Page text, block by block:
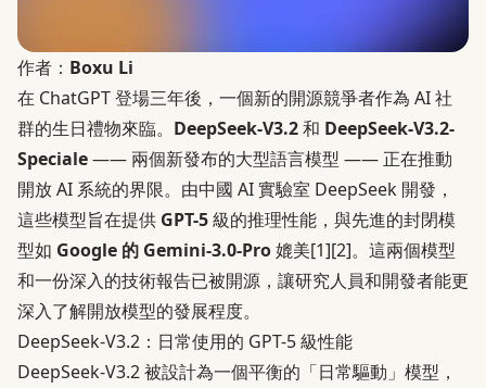
作者： Boxu Li
在 ChatGPT 登場三年後，一個新的開源競爭者作為 AI 社
群的生日禮物來臨。 DeepSeek-V3.2和 DeepSeek-V3.2-
Speciale—— 兩個新發布的大型語言模型 —— 正在推動
開放 AI 系統的界限。由中國 AI 實驗室 DeepSeek 開發，
這些模型旨在提供 GPT-5級的推理性能，與先進的封閉模
型如 Google 的 Gemini-3.0-Pro媲美[1][2]。這兩個模型
和一份深入的技術報告已被開源，讓研究人員和開發者能更
深入了解開放模型的發展程度。
DeepSeek-V3.2：日常使用的 GPT-5 級性能
DeepSeek-V3.2 被設計為一個平衡的「日常驅動」模型，